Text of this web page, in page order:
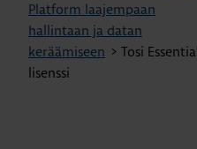
Platform laajempaan
hallintaan ja datan
keräämiseen > Tosi Essential
lisenssi